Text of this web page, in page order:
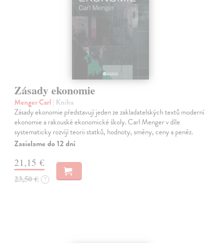
Zásady ekonomie
Menger Carl | Kniha
Zásady ekonomie představují jeden ze zakladatelských textů moderní
ekonomie a rakouské ekonomické školy. Carl Menger v díle
systematicky rozvíjí teorii statků, hodnoty, směny, ceny a peněz.
Zasielame do 12 dní
21,15 €
23,50 € ?